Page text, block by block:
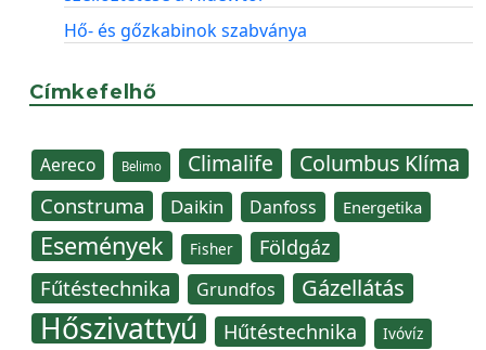
Hő- és gőzkabinok szabványa
Címkefelhő
Aereco Belimo Climalife Columbus Klíma
Construma Daikin Danfoss Energetika
Események Fisher Földgáz
Fűtéstechnika Grundfos Gázellátás
Hőszivattyú Hűtéstechnika Ivóvíz